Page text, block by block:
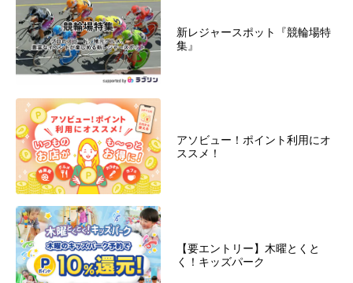
新レジャースポット『競輪場特
集』
アソビュー！ポイント利用にオ
ススメ！
【要エントリー】木曜とくと
く！キッズパーク